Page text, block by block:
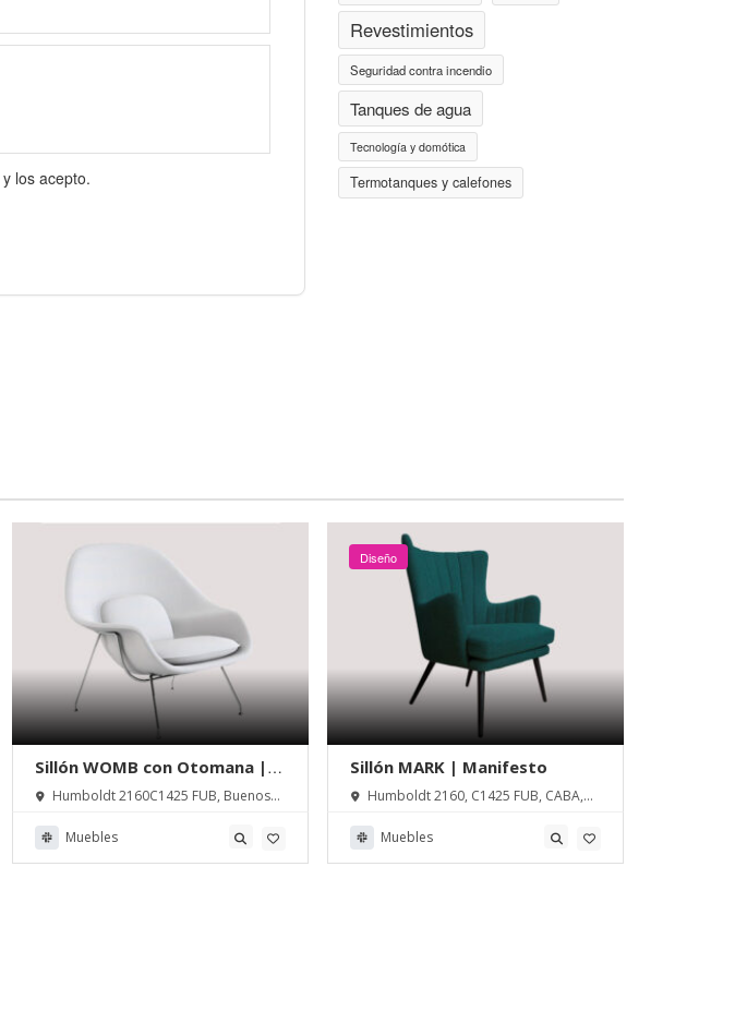
y los acepto.
Revestimientos
Seguridad contra incendio
Tanques de agua
Tecnología y domótica
Termotanques y calefones
Sillón WOMB con Otomana |
Manifesto
Humboldt 2160C1425 FUB, Buenos
Muebles
Diseño
Sillón MARK | Manifesto
Humboldt 2160, C1425 FUB, CABA,
Muebles